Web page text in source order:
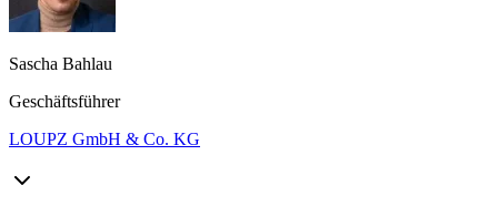
Sascha Bahlau
Geschäftsführer
LOUPZ GmbH & Co. KG